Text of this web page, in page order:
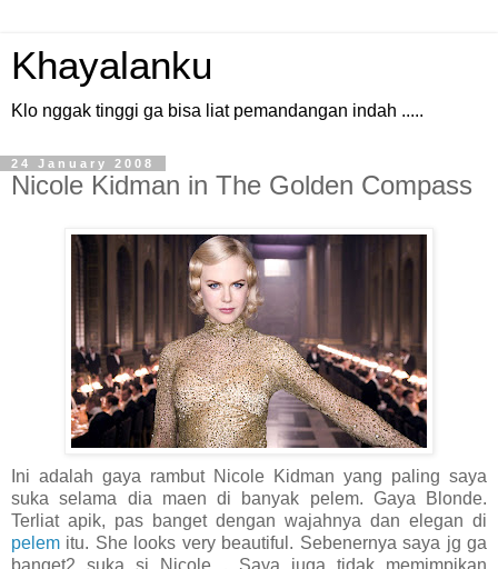
Khayalanku
Klo nggak tinggi ga bisa liat pemandangan indah .....
24 January 2008
Nicole Kidman in The Golden Compass
Ini adalah gaya rambut Nicole Kidman yang paling saya
suka selama dia maen di banyak pelem. Gaya Blonde.
Terliat apik, pas banget dengan wajahnya dan elegan di
pelem itu. She looks very beautiful. Sebenernya saya jg ga
banget2 suka si Nicole . Saya juga tidak memimpikan